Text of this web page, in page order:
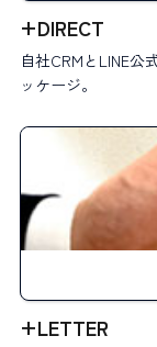
+DIRECT
自社CRMとLINE公
ッケージ。
+LETTER